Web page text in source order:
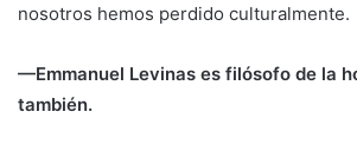
nosotros hemos perdido culturalmente.
—Emmanuel Levinas es filósofo de la
también.